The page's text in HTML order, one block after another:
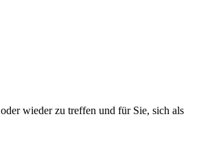
wieder zu treffen und für Sie, sich als